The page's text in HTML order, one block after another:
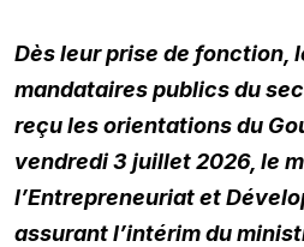
Dès leur prise de fonction
mandataires publics du
reçu les orientations du
vendredi 3 juillet 2026, le
l’Entrepreneuriat et
assurant l’intérim du